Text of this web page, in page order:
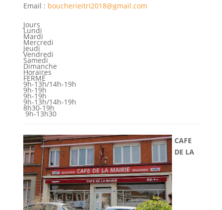
Email : boucherieitri2018@gmail.com
Jours
Lundi
Mardi
Mercredi
Jeudi
Vendredi
Samedi
Dimanche
Horaires
FERMÉ
9h-13h/14h-19h
9h-19h
9h-19h
9h-13h/14h-19h
8h30-19h
9h-13h30
CAFE
DE LA